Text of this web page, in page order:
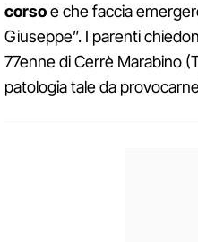
corsoe che faccia
Giuseppe”. I parenti
77enne di Cerrè Marabino
patologia tale da